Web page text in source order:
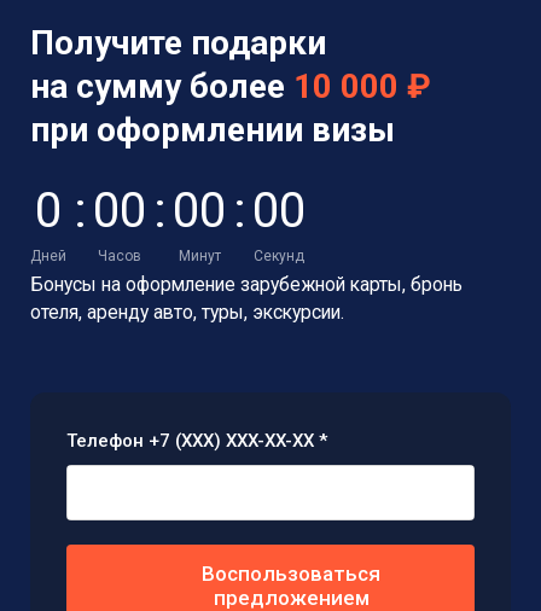
Получите подарки
на сумму более 10 000 ₽
при оформлении визы
0
Дней
: 00
Часов
: 00
Минут
: 00
Секунд
Бонусы на оформление зарубежной карты, бронь
отеля, аренду авто, туры, экскурсии.
Телефон +7 (XXX) XXX-XX-XX *
Воспользоваться
предложением